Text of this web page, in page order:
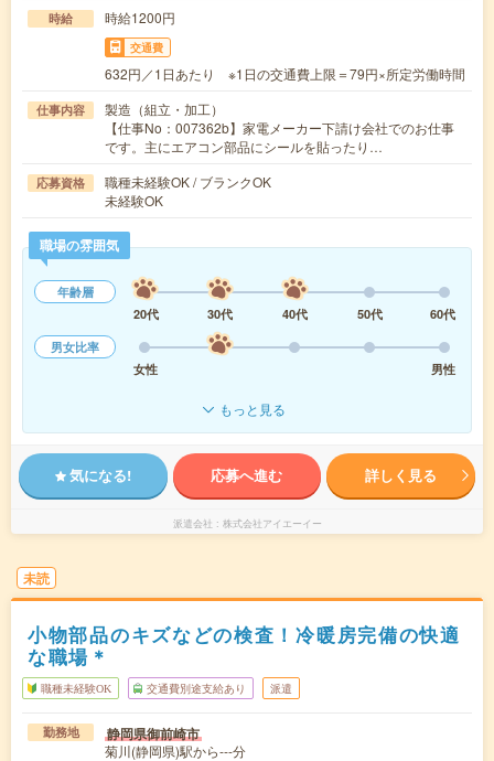
時給 時給1200円
交通費
632円／1日あたり ※1日の交通費上限＝79円×所定労働時間
仕事内容
製造（組立・加工）
【仕事No：007362b】家電メーカー下請け会社でのお仕事
です。主にエアコン部品にシールを貼ったり…
応募資格
職種未経験OK / ブランクOK
未経験OK
職場の雰囲気
年齢層
20代
30代 40代 50代
60代
男女比率
女性
男性
もっと見る
気になる! 応募へ進む 詳しく見る
派遣会社 株式会社アイエーイー
未読
小物部品のキズなどの検査！冷暖房完備の快適
な職場＊
職種未経験OK 交通費別途支給あり 派遣
勤務地 静岡県御前崎市
菊川(静岡県)駅から---分